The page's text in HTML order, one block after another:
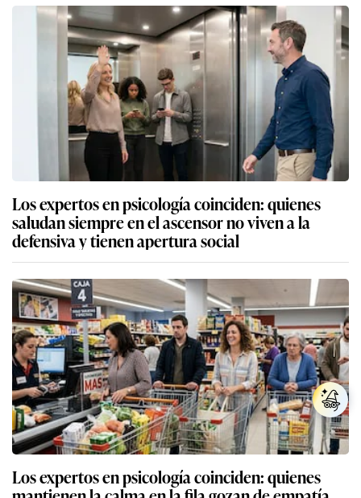
Los expertos en psicología coinciden: quienes
saludan siempre en el ascensor no viven a la
defensiva y tienen apertura social
Los expertos en psicología coinciden: quienes